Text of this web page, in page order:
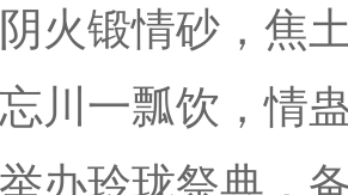
锻情砂，焦土
一瓢饮，情蛊
玲珑祭典，备